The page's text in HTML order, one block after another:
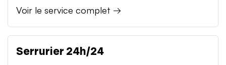
Voir le service complet →
Serrurier 24h/24